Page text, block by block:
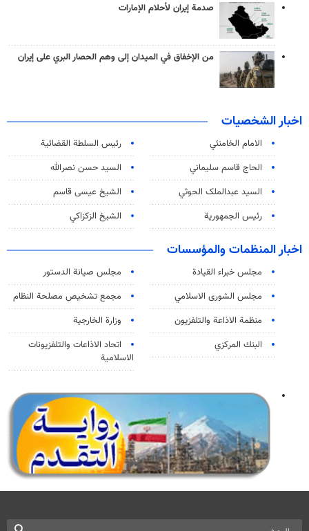
صدمة إيران لأحلام الإمارات
من الإخفاق في الميدان إلى وهم الحصار البري على إيران
اخبار الشخصيات
الامام الخامنئي
رئیس السلطة القضائیة
الحاج قاسم سليماني
السيد حسن نصرالله
السید عبدالملک الحوثي
الشيخ عيسى قاسم
رئيس الجمهورية
الشيخ الزكزاكي
اخبار المنظمات والمؤسسات
مجلس خبراء القيادة
مجلس صيانة الدستور
مجلس الشورى الاسلامي
مجمع تشخيص مصلحة النظام
منظمة الاذاعة والتلفزیون
وزارة الخارجية
البنك المركزي
اتحاد الاذاعات والتلفزيونات
الاسلامية